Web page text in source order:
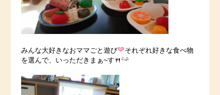
みんな大好きなおママごと遊び
それぞれ好きな食べ物
を選んで、いっただきまぁ~す🍴